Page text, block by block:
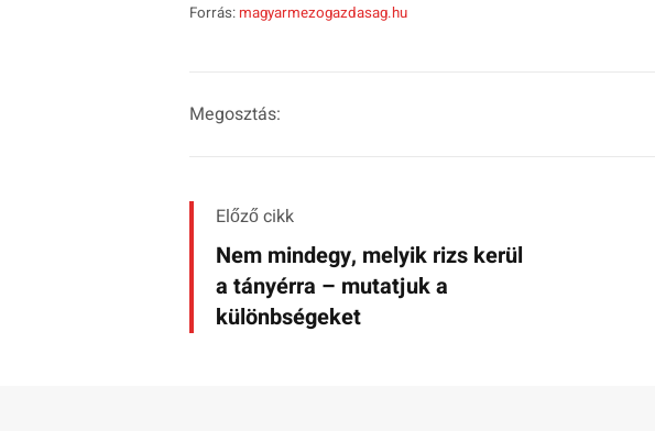
Forrás: magyarmezogazdasag.hu
Megosztás:
Előző cikk
Nem mindegy, melyik rizs kerül
a tányérra – mutatjuk a
különbségeket